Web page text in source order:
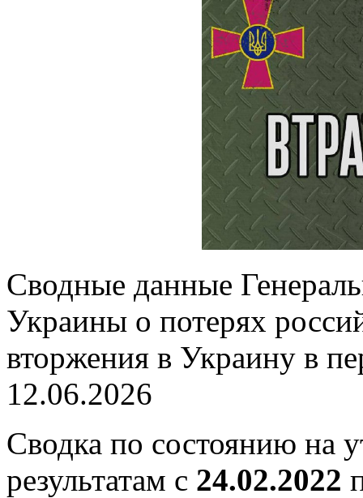
Сводные данные
Украины о потерях
вторжения в Украину в
12.06.2026
Сводка по состоянию на
результатам с 24.02.2022